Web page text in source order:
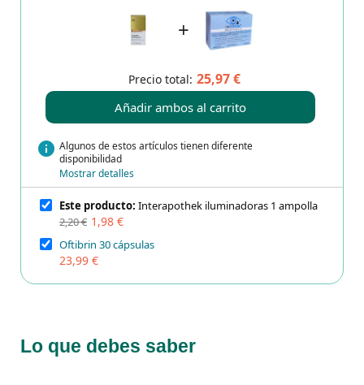
+
Precio total: 25,97 €
Añadir ambos al carrito
info Algunos de estos artículos tienen diferente
disponibilidad
Mostrar detalles
Este producto: Interapothek iluminadoras 1 ampolla
2,20 € 1,98 €
Oftibrin 30 cápsulas
23,99 €
Lo que debes saber